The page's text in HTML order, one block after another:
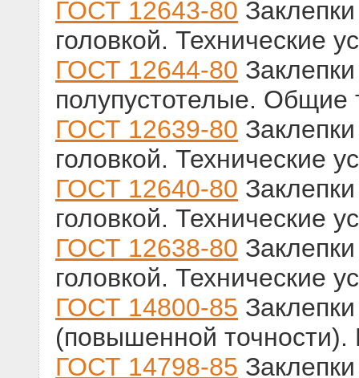
ГОСТ 12643-80
головкой. Технические
ГОСТ 12644-80
полупустотелые. Общие
ГОСТ 12639-80
головкой. Технические
ГОСТ 12640-80
головкой. Технические
ГОСТ 12638-80
головкой. Технические
ГОСТ 14800-85
(повышенной точности).
ГОСТ 14798-85